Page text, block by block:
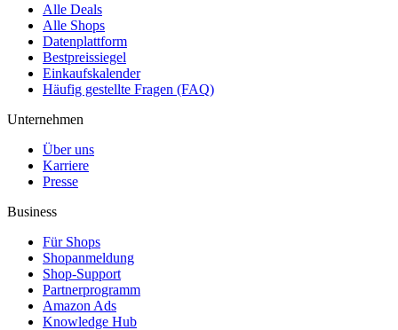
Alle Deals
Alle Shops
Datenplattform
Bestpreissiegel
Einkaufskalender
Häufig gestellte Fragen (FAQ)
Unternehmen
Über uns
Karriere
Presse
Business
Für Shops
Shopanmeldung
Shop-Support
Partnerprogramm
Amazon Ads
Knowledge Hub